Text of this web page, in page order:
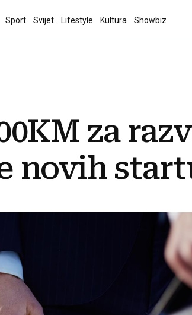
Sport Svijet Lifestyle Kultura Showbiz
za
novih